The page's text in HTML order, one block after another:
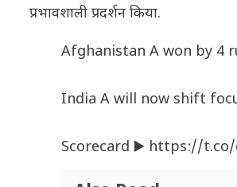
प्रभावशाली प्रदर्शन किया.
Afghanistan A won by 4
India A will now shift
Scorecard ▶️ https://t.co/